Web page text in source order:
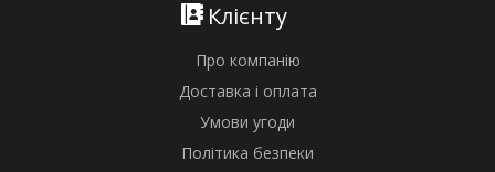
Клієнту
Про компанію
Доставка і оплата
Умови угоди
Політика безпеки